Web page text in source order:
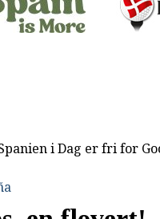
i Dag er fri for